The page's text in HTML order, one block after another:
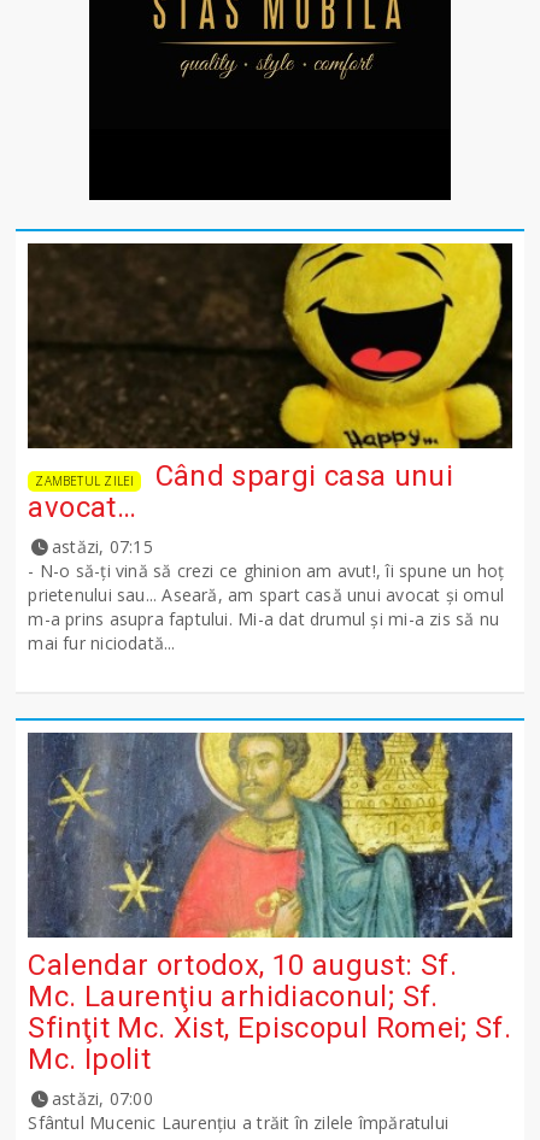
ZAMBETUL ZILEI
Când spargi casa unui
avocat…
astăzi, 07:15
- N-o să-ţi vină să crezi ce ghinion am avut!, îi spune un hoţ
prietenului sau... Aseară, am spart casă unui avocat şi omul
m-a prins asupra faptului. Mi-a dat drumul şi mi-a zis să nu
mai fur niciodată...
Calendar ortodox, 10 august: Sf.
Mc. Laurenţiu arhidiaconul; Sf.
Sfinţit Mc. Xist, Episcopul Romei; Sf.
Mc. Ipolit
astăzi, 07:00
Sfântul Mucenic Laurenţiu a trăit în zilele împăratului